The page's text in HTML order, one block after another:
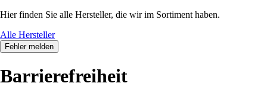
Hier finden Sie alle Hersteller, die wir im Sortiment haben.
Alle Hersteller
Fehler melden
Barrierefreiheit